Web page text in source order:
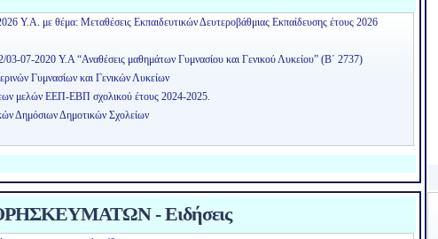
Υ.Α. με θέμα: Μεταθέσεις Εκπαιδευτικών Δευτεροβάθμιας Εκπαίδευσης έτους 2026
07-2020 Υ.Α “Αναθέσεις μαθημάτων Γυμνασίου και Γενικού Λυκείου” (Β΄ 2737)
Γυμνασίων και Γενικών Λυκείων
μελών ΕΕΠ-ΕΒΠ σχολικού έτους 2024-2025.
Δημόσιων Δημοτικών Σχολείων
- Ειδήσεις